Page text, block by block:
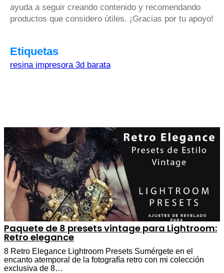
ayuda a seguir creando contenido y recomendando
productos que considero útiles. ¡Gracias por tu apoyo!
Etiquetas
resina impresora 3d barata
Paquete de 8 presets vintage para Lightroom:
Retro elegance
8 Retro Elegance Lightroom Presets Sumérgete en el
encanto atemporal de la fotografía retro con mi colección
exclusiva de 8…